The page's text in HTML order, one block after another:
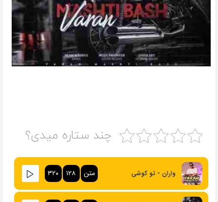
چند ستاره میدی؟
واران - تو کوشی متن ۱۲۸ ۳۲۰